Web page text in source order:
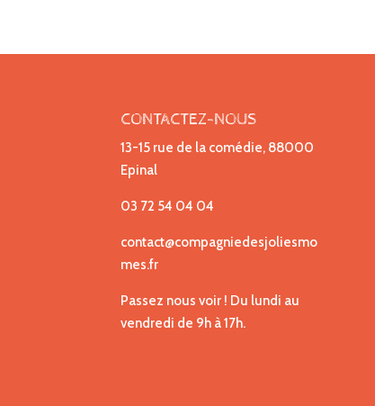
CONTACTEZ-NOUS
13-15 rue de la comédie, 88000
Epinal
03 72 54 04 04
contact@compagniedesjoliesmo
mes.fr
Passez nous voir ! Du lundi au
vendredi de 9h à 17h.